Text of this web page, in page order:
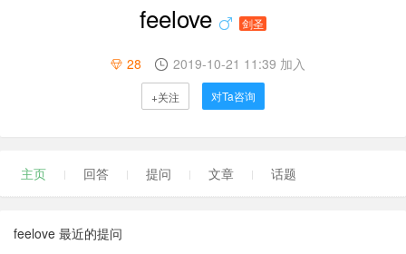
feelove 剑圣
28 2019-10-21 11:39 加入
+关注 对Ta咨询
主页 回答 提问 文章 话题
feelove 最近的提问